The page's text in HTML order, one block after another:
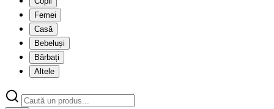
Femei
Casă
Bebeluși
Bărbați
Altele